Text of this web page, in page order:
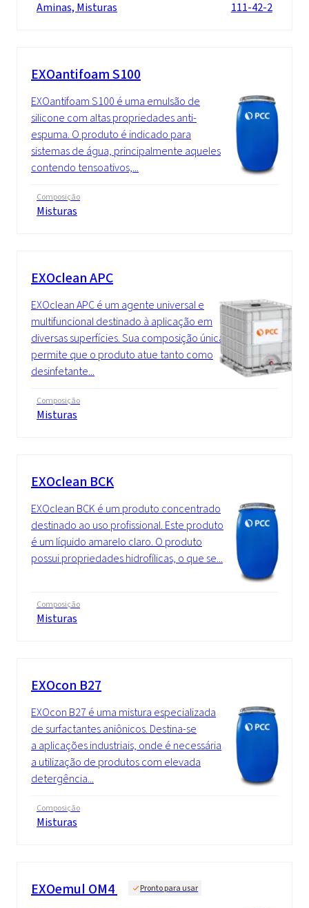
Aminas, Misturas 111-42-2
EXOantifoam S100
EXOantifoam S100 é uma emulsão de
silicone com altas propriedades anti-
espuma. O produto é indicado para
sistemas de água, principalmente aqueles
contendo tensoativos,...
Composição
Misturas
EXOclean APC
EXOclean APC é um agente universal e
multifuncional destinado à aplicação em
diversas superfícies. Sua composição única
permite que o produto atue tanto como
desinfetante...
Composição
Misturas
EXOclean BCK
EXOclean BCK é um produto concentrado
destinado ao uso profissional. Este produto
é um líquido amarelo claro. O produto
possui propriedades hidrofílicas, o que se...
Composição
Misturas
EXOcon B27
EXOcon B27 é uma mistura especializada
de surfactantes aniônicos. Destina-se
a aplicações industriais, onde é necessária
a utilização de produtos com elevada
detergência...
Composição
Misturas
EXOemul OM4 Pronto para usar